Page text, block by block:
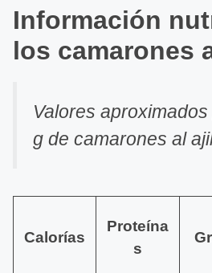
Información
los camarones
Valores
g de camarones al
Calorías
Proteína
s